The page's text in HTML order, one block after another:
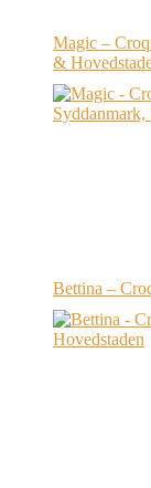
Magic –
&
Bettina –